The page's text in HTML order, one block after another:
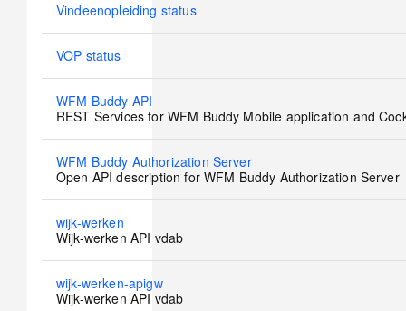
No
Vindeenopleiding status
No
VOP status
No
new
WFM Buddy API
REST Services for WFM Buddy Mobile application and
No
new
WFM Buddy Authorization Server
Open API description for WFM Buddy Authorization Server
No
new
wijk-werken
Wijk-werken API vdab
No
new
wijk-werken-apigw
Wijk-werken API vdab